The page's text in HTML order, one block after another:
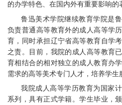
的办学特色、在国内外有重要影响的
鲁迅美术学院继续教育学院是
负责普通高等教育外的成人高等学
育，同时承担辽宁省高等教育自学
之责。目前，我院的成人高等教育
育相结合的相对独立的成人教育办
需求的高等美术专门人才，培养学生
我院成人高等学历教育为国家
系列，具有正式学籍。学生毕业，